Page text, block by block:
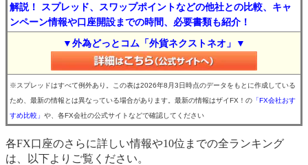
解説！ スプレッド、スワップポイントなどの他社との比較、キャ
ンペーン情報や口座開設までの時間、必要書類も紹介！
▼外為どっとコム「外貨ネクストネオ」▼
※スプレッドはすべて例外あり。この表は2026年8月3日時点のデータをもとに作成している
ため、最新の情報とは異なっている場合があります。最新の情報はザイFX！の 「FX会社おす
すめ比較」 や、各FX会社の公式サイトなどで確認してください
各FX口座のさらに詳しい情報や10位までの全ランキング
は、以下よりご覧ください。